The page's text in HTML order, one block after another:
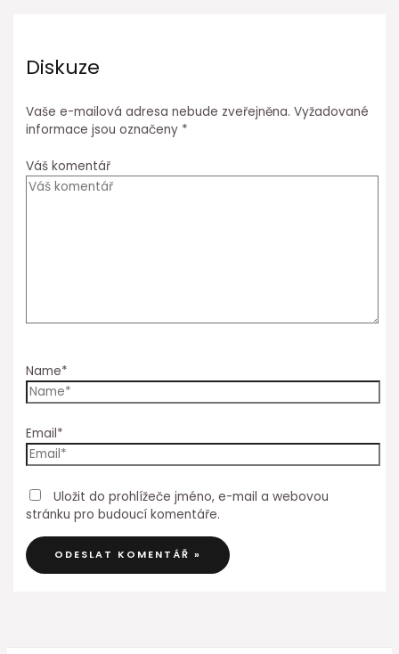
Diskuze
Vaše e-mailová adresa nebude zveřejněna. Vyžadované
informace jsou označeny *
Váš komentář
Name*
Email*
Uložit do prohlížeče jméno, e-mail a webovou
stránku pro budoucí komentáře.